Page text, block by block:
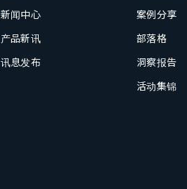
新闻中心
产品新讯
讯息发布
案例分享
部落格
洞察报告
活动集锦